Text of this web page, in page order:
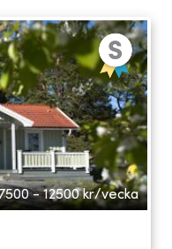
- 12500 kr/vecka